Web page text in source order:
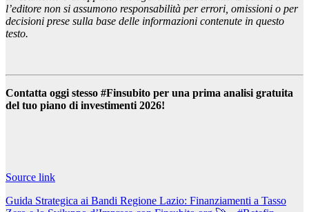
l’editore non si assumono responsabilità per errori, omissioni o per
decisioni prese sulla base delle informazioni contenute in questo
testo.
Contatta oggi stesso #Finsubito per una prima analisi gratuita
del tuo piano di investimenti 2026!
articoli
Source link
Navigazione
Guida Strategica ai Bandi Regione Lazio: Finanziamenti a Tasso